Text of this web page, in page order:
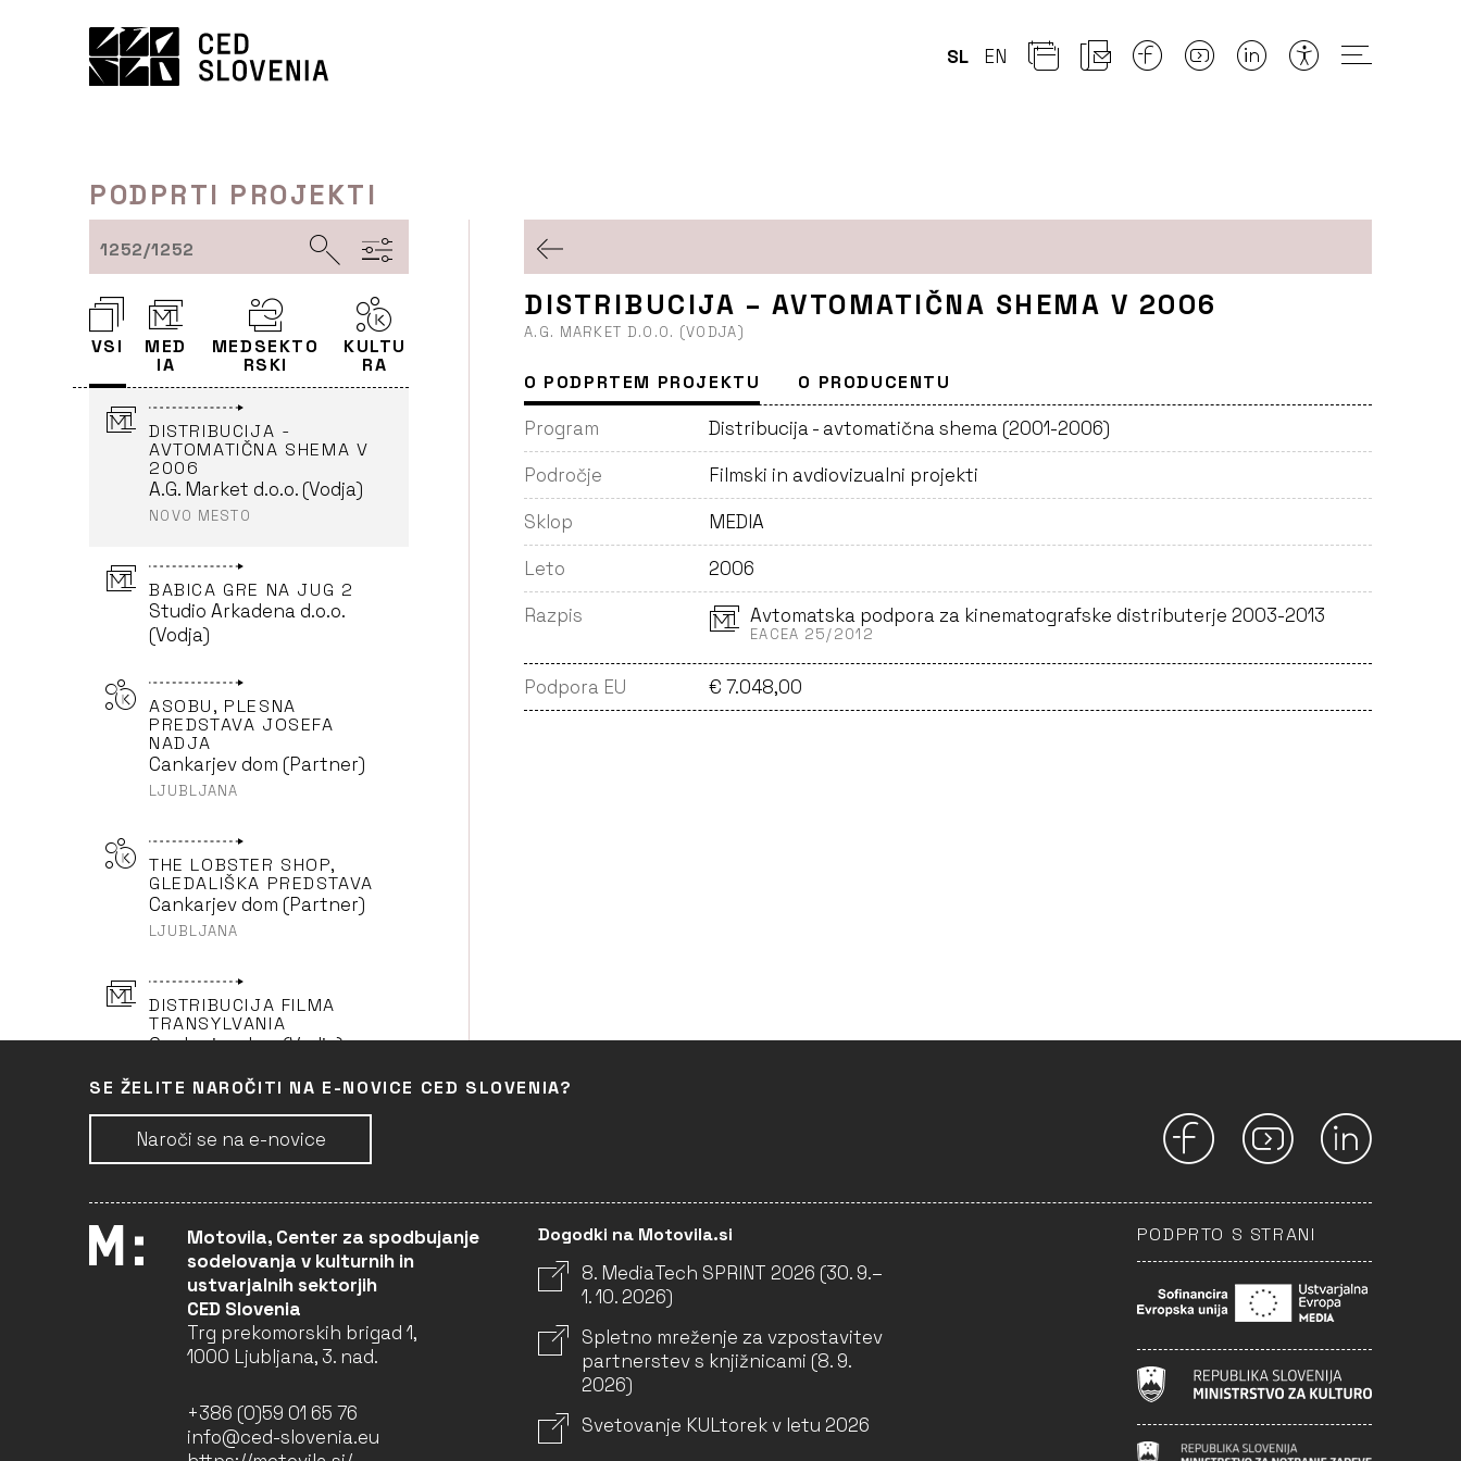
SL EN
PODPRTI PROJEKTI
1252/1252
VSI
MED
IA
MEDSEKTO
RSKI
KULTU
RA
MOBILE LAB FOR THEATRE
AND COMMUNICATION
Exodos, festival sodobnih
IMMEDIATE - IMMERSIVE
INTEGRATING IN
Zavod Projekt Atol
(Partner)
LJUBLJANA
DISTRIBUCIJA -
AVTOMATIČNA SHEMA V
2006
A.G. Market d.o.o. (Vodja)
NOVO MESTO
BABICA GRE NA JUG 2
Studio Arkadena d.o.o.
(Vodja)
ASOBU, PLESNA
PREDSTAVA JOSEFA
NADJA
Cankarjev dom (Partner)
LJUBLJANA
THE LOBSTER SHOP,
GLEDALIŠKA PREDSTAVA
Cankarjev dom (Partner)
LJUBLJANA
DISTRIBUCIJA FILMA
TRANSYLVANIA
Cankarjev dom (Vodja)
DISTRIBUCIJA -
AVTOMATIČNA
Cinemania Group, družba
za filmsko tehnologijo, d.o.o.
(Vodja)
LJUBLJANA
DISTRIBUCIJA FILMA
EFTER BRYLLUPPET
za filmsko tehnologijo, d.o.o.
(Vodja)
DISTRIBUCIJA – AVTOMATIČNA SHEMA V 2006
A.G. MARKET D.O.O. (VODJA)
O PODPRTEM PROJEKTU O PRODUCENTU
Program
Distribucija - avtomatična shema (2001-2006)
Področje
Filmski in avdiovizualni projekti
Sklop
MEDIA
Leto
2006
Razpis
Avtomatska podpora za kinematografske distributerje 2003-2013
EACEA 25/2012
Podpora EU € 7.048,00
SE ŽELITE NAROČITI NA E-NOVICE CED SLOVENIA?
Naroči se na e-novice
Motovila, Center za spodbujanje
sodelovanja v kulturnih in
ustvarjalnih sektorjih
CED Slovenia
Trg prekomorskih brigad 1,
1000 Ljubljana, 3. nad.
+386 (0)59 01 65 76
info@ced-slovenia.eu
Dogodki na Motovila.si
8. MediaTech SPRINT 2026 (30. 9.–
1. 10. 2026)
Spletno mreženje za vzpostavitev
partnerstev s knjižnicami (8. 9.
2026)
Svetovanje KULtorek v letu 2026
PODPRTO S STRANI